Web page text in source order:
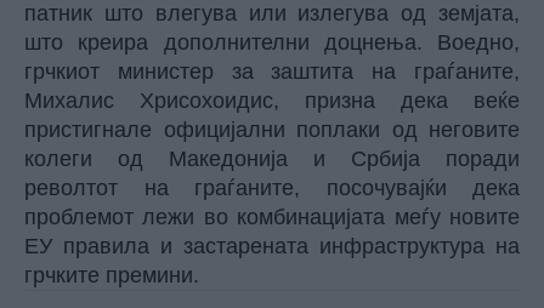
патник што влегува или излегува од земјата,
што креира дополнителни доцнења. Воедно,
грчкиот министер за заштита на граѓаните,
Михалис Хрисохоидис, призна дека веќе
пристигнале официјални поплаки од неговите
колеги од Македонија и Србија поради
револтот на граѓаните, посочувајќи дека
проблемот лежи во комбинацијата меѓу новите
ЕУ правила и застарената инфраструктура на
грчките премини.